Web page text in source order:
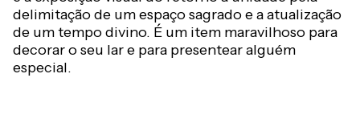
delimitação de um espaço sagrado e a atualização
de um tempo divino. É um item maravilhoso para
decorar o seu lar e para presentear alguém
especial.